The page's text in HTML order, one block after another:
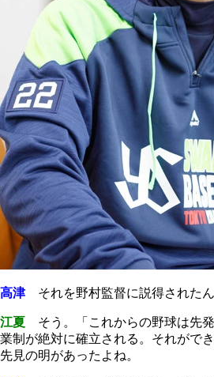
高津それを野村監督に説得されたん
江夏 そう。「これからの野球は先
業制が絶対に確立される。それがで
先見の明があったよね。